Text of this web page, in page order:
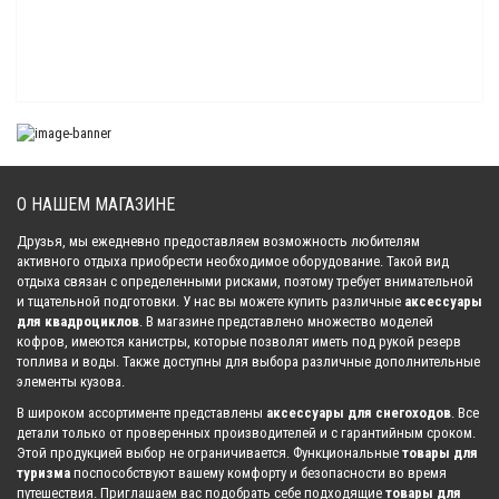
Защита днища для квадроцикла ATV 800-X8 2012- (ALFeco)
28 771.00 р.
Защита днища для квадроцикла ATV 800-Z8 EFI 2013- (ALFeco)
54 495.00 р.
Защита днища для квадроцикла ATV 800 U8 Tracker 2013- (ALFeco)
50 295.00 р.
Защита днища для квадроцикла ATV 500/2A 2009- (ALFeco)
28 770.00 р.
О НАШЕМ МАГАЗИНЕ
Друзья, мы ежедневно предоставляем возможность любителям
активного отдыха приобрести необходимое оборудование. Такой вид
отдыха связан с определенными рисками, поэтому требует внимательной
и тщательной подготовки. У нас вы можете купить различные аксессуары
для квадроциклов . В магазине представлено множество моделей
кофров, имеются канистры, которые позволят иметь под рукой резерв
топлива и воды. Также доступны для выбора различные дополнительные
элементы кузова.
В широком ассортименте представлены аксессуары для снегоходов . Все
детали только от проверенных производителей и с гарантийным сроком.
Этой продукцией выбор не ограничивается. Функциональные товары для
туризма поспособствуют вашему комфорту и безопасности во время
путешествия. Приглашаем вас подобрать себе подходящие товары для